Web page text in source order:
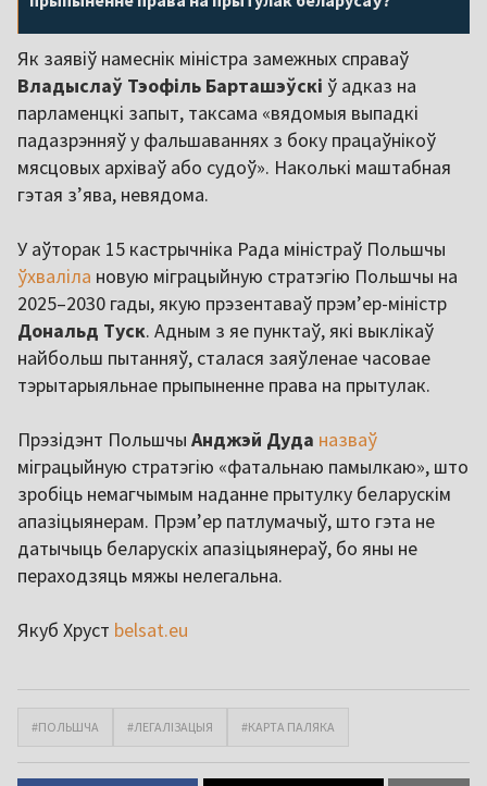
Як заявіў намеснік міністра замежных справаў
Владыслаў Тэофіль Барташэўскі ў адказ на
парламенцкі запыт, таксама «вядомыя выпадкі
падазрэнняў у фальшаваннях з боку працаўнікоў
мясцовых архіваў або судоў». Наколькі маштабная
гэтая з’ява, невядома.
У аўторак 15 кастрычніка Рада міністраў Польшчы
ўхваліла новую міграцыйную стратэгію Польшчы на
2025–2030 гады, якую прэзентаваў прэм’ер-міністр
Дональд Туск. Адным з яе пунктаў, які выклікаў
найбольш пытанняў, сталася заяўленае часовае
тэрытарыяльнае прыпыненне права на прытулак.
Прэзідэнт Польшчы Анджэй Дуда назваў
міграцыйную стратэгію «фатальнаю памылкаю», што
зробіць немагчымым наданне прытулку беларускім
апазіцыянерам. Прэм’ер патлумачыў, што гэта не
датычыць беларускіх апазіцыянераў, бо яны не
пераходзяць мяжы нелегальна.
Якуб Хруст belsat.eu
#ПОЛЬШЧА #ЛЕГАЛІЗАЦЫЯ #КАРТА ПАЛЯКА